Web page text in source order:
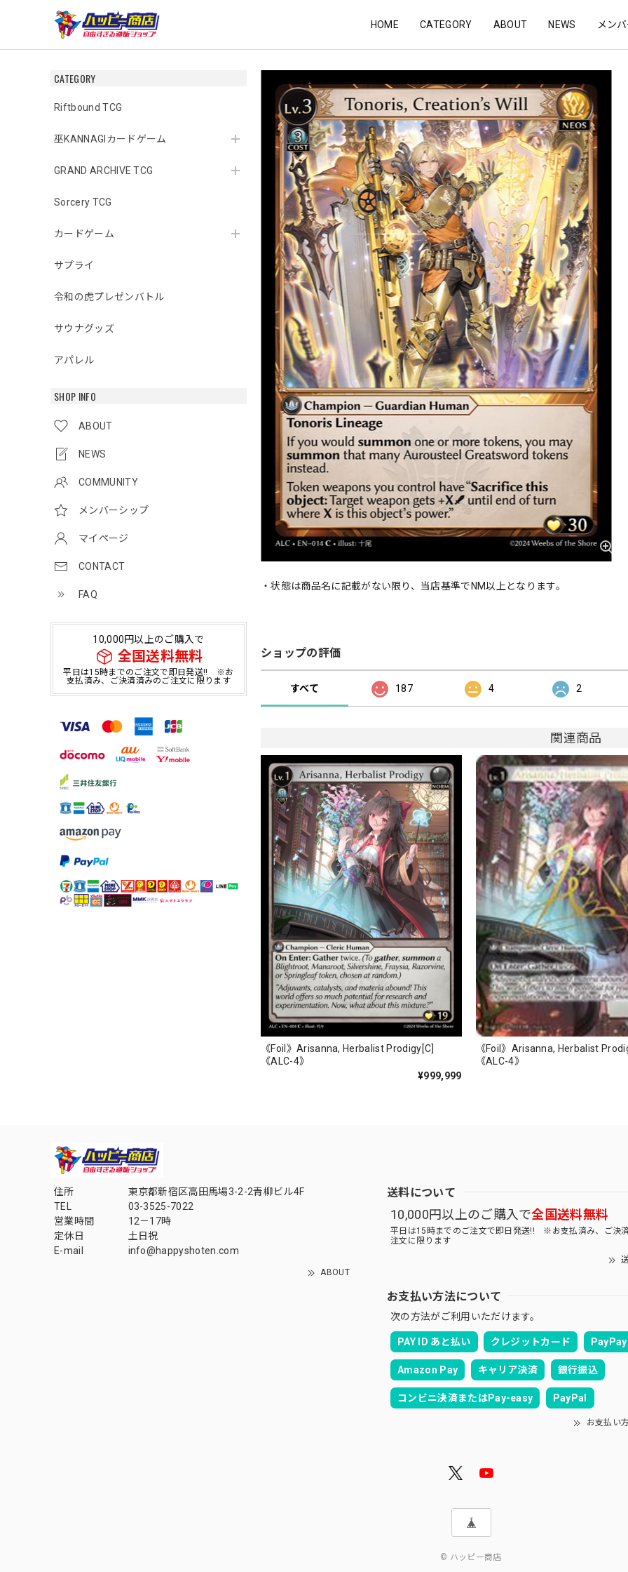
HOME CATEGORY ABOUT NEWS メン
CATEGORY
Riftbound TCG
巫KANNAGIカードゲーム
GRAND ARCHIVE TCG
Sorcery TCG
カードゲーム
サプライ
令和の虎プレゼンバトル
サウナグッズ
アパレル
SHOP INFO
ABOUT
NEWS
COMMUNITY
メンバーシップ
マイページ
CONTACT
FAQ
10,000円以上のご購入で
全国送料無料
平日は15時までのご注文で即日発送!! ※お
支払済み、ご決済済みのご注文に限ります
・状態は商品名に記載がない限り、当店基準でNM以上となります。
ショップの評価
すべて 187 4 2
関連商品
《Foil》Arisanna, Herbalist Prodigy[C]
《ALC-4》
¥999,999
《Foil》Arisanna, Herbalist
《ALC-4》
住所
東京都新宿区高田馬場3-2-2青柳ビル4F
TEL
03-3525-7022
営業時間
12－17時
定休日
土日祝
E-mail
info@happyshoten.com
ABOUT
送料について
10,000円以上のご購入で全国送料無料
平日は15時までのご注文で即日発送!! ※お支払済み、ご決
注文に限ります
お支払い方法について
次の方法がご利用いただけます。
PAY ID あと払い クレジットカード PayPay
Amazon Pay キャリア決済 銀行振込
コンビニ決済またはPay-easy PayPal
お支払い
© ハッピー商店